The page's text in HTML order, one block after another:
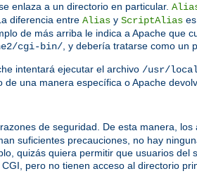
enlaza a un directorio en particular.
diferencia entre Alias y ScriptAlias
de más arriba le indica a Apache que
cgi-bin/, y debería tratarse como un
intentará ejecutar el archivo /usr/
una manera específica o Apache
de seguridad. De esta manera,
suficientes precauciones, no hay
quizás quiera permitir que usuarios del
pero no tienen acceso al directorio